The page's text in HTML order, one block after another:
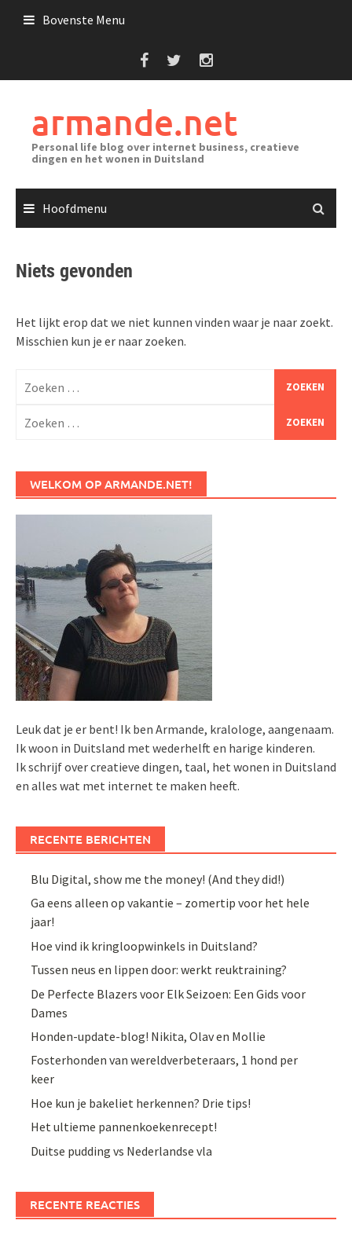
Bovenste Menu
armande.net
Personal life blog over internet business, creatieve
dingen en het wonen in Duitsland
Hoofdmenu
Niets gevonden
Het lijkt erop dat we niet kunnen vinden waar je naar zoekt.
Misschien kun je er naar zoeken.
naar:
naar:
WELKOM OP ARMANDE.NET!
Leuk dat je er bent! Ik ben Armande, kralologe, aangenaam.
Ik woon in Duitsland met wederhelft en harige kinderen.
Ik schrijf over creatieve dingen, taal, het wonen in Duitsland
en alles wat met internet te maken heeft.
RECENTE BERICHTEN
Blu Digital, show me the money! (And they did!)
Ga eens alleen op vakantie – zomertip voor het hele
jaar!
Hoe vind ik kringloopwinkels in Duitsland?
Tussen neus en lippen door: werkt reuktraining?
De Perfecte Blazers voor Elk Seizoen: Een Gids voor
Dames
Honden-update-blog! Nikita, Olav en Mollie
Fosterhonden van wereldverbeteraars, 1 hond per
keer
Hoe kun je bakeliet herkennen? Drie tips!
Het ultieme pannenkoekenrecept!
Duitse pudding vs Nederlandse vla
RECENTE REACTIES